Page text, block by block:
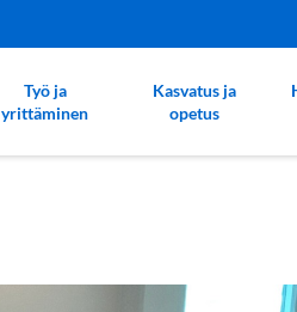
Työ ja
yrittäminen
Kasvatus ja
opetus